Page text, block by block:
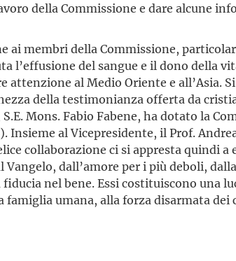
della Commissione e dare alcune
ai membri della Commissione,
l’effusione del sangue e il dono della
al Medio Oriente e all’Asia.
della testimonianza offerta da
Mons. Fabio Fabene, ha dotato la
al Vicepresidente, il Prof.
collaborazione ci si appresta quindi a
dall’amore per i più deboli,
nel bene. Essi costituiscono una
famiglia umana, alla forza disarmata dei